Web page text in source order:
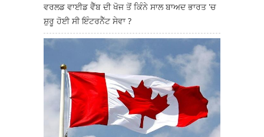
ਵਰਲਡ ਵਾਈਡ ਵੈੱਬ ਦੀ ਖੋਜ ਤੋਂ ਕਿੰਨੇ ਸਾਲ ਬਾਅਦ ਭਾਰਤ 'ਚ
ਸ਼ੁਰੂ ਹੋਈ ਸੀ ਇੰਟਰਨੈੱਟ ਸੇਵਾ ?